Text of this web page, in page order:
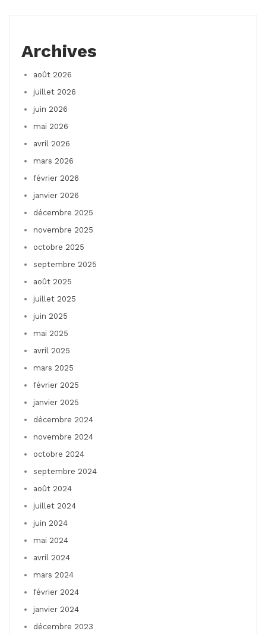
Archives
août 2026
juillet 2026
juin 2026
mai 2026
avril 2026
mars 2026
février 2026
janvier 2026
décembre 2025
novembre 2025
octobre 2025
septembre 2025
août 2025
juillet 2025
juin 2025
mai 2025
avril 2025
mars 2025
février 2025
janvier 2025
décembre 2024
novembre 2024
octobre 2024
septembre 2024
août 2024
juillet 2024
juin 2024
mai 2024
avril 2024
mars 2024
février 2024
janvier 2024
décembre 2023